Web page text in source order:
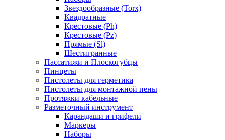
Звездообразные (Torx)
Квадратные
Крестовые (Ph)
Крестовые (Pz)
Прямые (Sl)
Шестигранные
Пассатижи и Плоскогубцы
Пинцеты
Пистолеты для герметика
Пистолеты для монтажной пены
Протяжки кабельные
Разметочный инструмент
Карандаши и грифели
Маркеры
Наборы